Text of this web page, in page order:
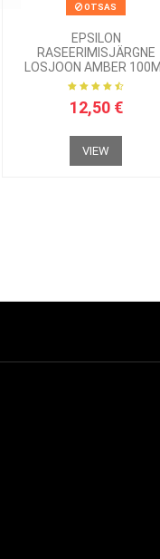
OTSAS
EPSILON
RASEERIMISJÄRGNE
LOSJOON AMBER 100ML
12,50 €
VIEW